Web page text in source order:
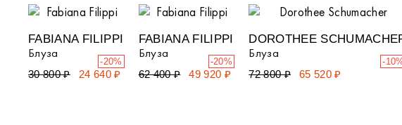
FABIANA FILIPPI
Блуза
30 800 ₽ 24 640 ₽
-20%
FABIANA FILIPPI
Блуза
62 400 ₽ 49 920 ₽
-20%
DOROTHEE
Блуза
72 800 ₽ 65 520 ₽
-